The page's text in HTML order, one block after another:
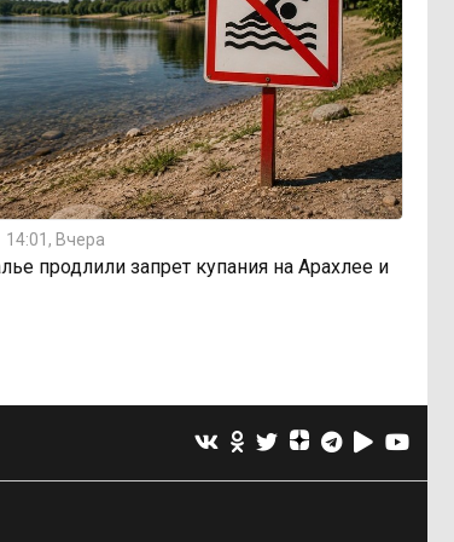
14:01, Вчера
продлили запрет купания на Арахлее и